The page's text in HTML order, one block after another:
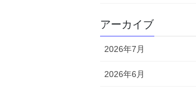
アーカイブ
2026年7月
2026年6月